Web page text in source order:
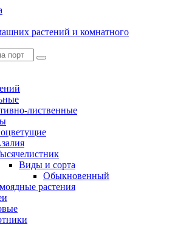
растений и комнатного
лиственные
Виды и сорта
Обыкновенный
растения